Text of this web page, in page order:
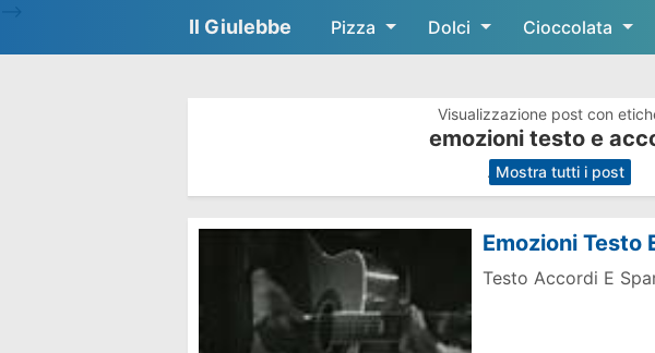
Il Giulebbe Pizza Dolci Cioccolata
Visualizzazione post con
emozioni testo e
. Mostra tutti i post
Emozioni Testo
Testo Accordi E